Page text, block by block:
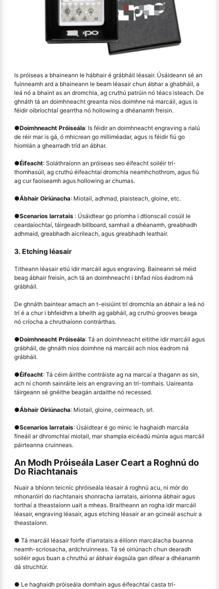
Is próiseas a bhaineann le hábhair é grábháil léasair. Úsáideann sé an
fuinneamh ard a bhaineann le beam léasair chun ábhar a ghabháil, a
leá nó a bhaint as an dromchla, ag cruthú patrúin nó téacs isteach. De
ghnáth tá an doimhneacht greanta níos doimhne ná marcáil, agus is
féidir oibríochtaí gearrtha nó hollowing a dhéanamh freisin.
●Doimhneacht Próiseála: Is féidir an doimhneacht engraving a rialú
de réir mar is gá, ó mhicrean go milliméadar, agus is féidir fiú go
hiomlán a ghearradh tríd an ábhar.
●Éifeacht: Soláthraíonn an próiseas seo éifeacht soiléir trí-
thomhasúil, ag cruthú éifeachtaí dromchla neamhchothrom, agus fiú
ag cur faoiseamh agus hollowing ar chumas.
●Ábhair Oiriúnacha: Miotail, adhmad, plaisteach, gloine, etc.
●Scenarios Iarratais : Úsáidtear go príomha i dtionscail cosúil le
ceardaíochtaí, táirgeadh billboard, samhail a dhéanamh, greabhadh
adhmaid, greabhadh aicrileach, agus greabhadh leathair.
3. Etching léasair
Titheann léasair etiú idir marcáil agus engraving. Baineann sé méid
beag ábhair freisin, ach tá an doimhneacht i bhfad níos éadrom ná
grábháil.
De ghnáth baintear amach an t-eisiúint trí dromchla an ábhair a leá nó
trí é a chur i bhfeidhm a bheith ag gabháil, ag cruthú grooves beaga
nó críocha a chruthaíonn contrárthas.
●Doimhneacht Próiseála: Tá an doimhneacht eitithe idir marcáil agus
grábháil, de ghnáth níos doimhne ná marcáil ach níos éadrom ná
grábháil.
●Éifeacht: Tá céim áirithe contráiste ag na marcaí a thagann as sin,
ach ní chomh sainráite leis an engraving an trí-tomhais. Uaireanta
táirgeann sé gnéithe beagán ardaithe nó recessed.
●Ábhair Oiriúnacha: Miotail, gloine, ceirmeach, srl.
●Scenarios Iarratais: Úsáidtear é go minic le haghaidh marcála
fíneáil ar dhromchlaí miotail, mar shampla eicéadú múnla agus marcáil
páirteanna cruinneas.
An Modh Próiseála Laser Ceart a Roghnú do
Do Riachtanais
Nuair a bhíonn teicníc phróiseála léasair á roghnú acu, ní mór do
mhonaróirí do riachtanais shonracha iarratais, airíonna ábhair agus
torthaí a theastaíonn uait a mheas. Braitheann an rogha idir marcáil
léasair, engraving léasair, agus etching léasair ar an gcineál aschuir a
theastaíonn.
● Tá marcáil léasair foirfe d'iarratais a éilíonn marcálacha buanna
neamh-scriosacha, ardchruinneas. Tá sé oiriúnach chun dearadh
soiléir agus buan a chruthú ar ábhair éagsúla gan difear a dhéanamh
dá struchtúr.
● Le haghaidh próiseála domhain agus éifeachtaí casta trí-